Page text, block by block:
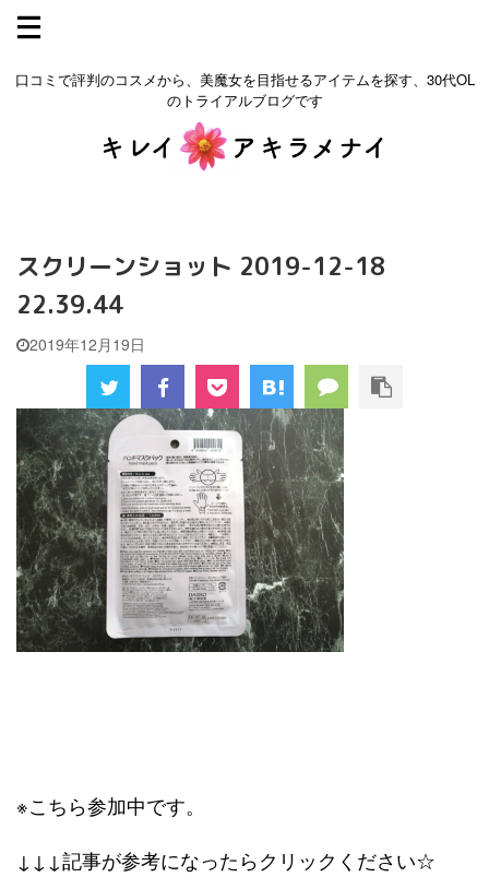
口コミで評判のコスメから、美魔女を目指せるアイテムを探す、30代OL
のトライアルブログです
スクリーンショット 2019-12-18
22.39.44
2019年12月19日
※こちら参加中です。
↓↓↓記事が参考になったらクリックください☆